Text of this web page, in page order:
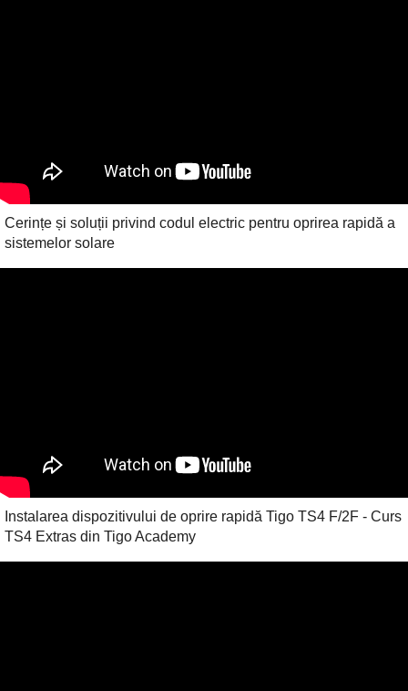
Cerințe și soluții privind codul electric pentru oprirea rapidă a
sistemelor solare
Instalarea dispozitivului de oprire rapidă Tigo TS4 F/2F - Curs
TS4 Extras din Tigo Academy